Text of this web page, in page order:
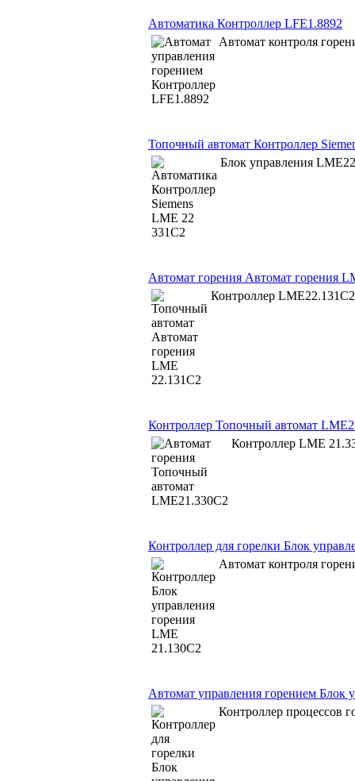
Автоматика Контроллер LFE1.8892
Автомат контроля
Топочный автомат Контроллер
Блок управления
Автомат горения Автомат горения
Контроллер LME22.131С2
Контроллер Топочный автомат
Контроллер LME
Контроллер для горелки Блок
Автомат контроля
Автомат управления горением Блок
Контроллер процессов